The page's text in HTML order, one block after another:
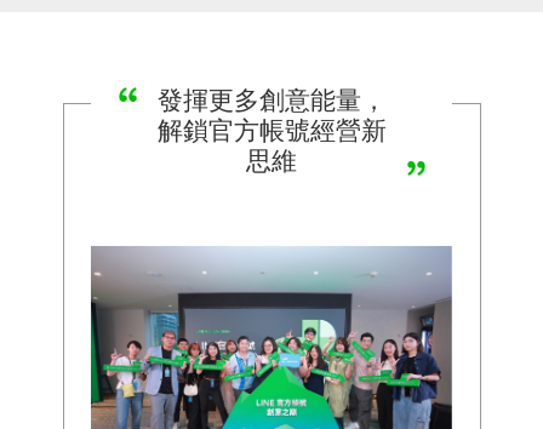
發揮更多創意能量，
解鎖官方帳號經營新
思維